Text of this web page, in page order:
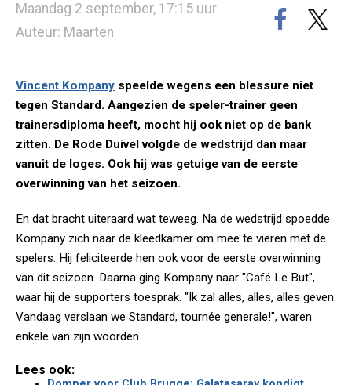
Maandag 2 september, 17:15 uur
Auteur: Maarten
Vincent Kompany speelde wegens een blessure niet
tegen Standard. Aangezien de speler-trainer geen
trainersdiploma heeft, mocht hij ook niet op de bank
zitten. De Rode Duivel volgde de wedstrijd dan maar
vanuit de loges. Ook hij was getuige van de eerste
overwinning van het seizoen.
En dat bracht uiteraard wat teweeg. Na de wedstrijd spoedde
Kompany zich naar de kleedkamer om mee te vieren met de
spelers. Hij feliciteerde hen ook voor de eerste overwinning
van dit seizoen. Daarna ging Kompany naar "Café Le But",
waar hij de supporters toesprak. "Ik zal alles, alles, alles geven.
Vandaag verslaan we Standard, tournée generale!", waren
enkele van zijn woorden.
Lees ook: